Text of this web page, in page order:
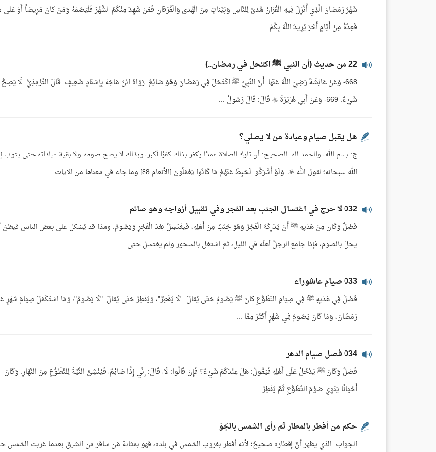
شَهْرُ رَمَضانَ الَّذِي أُنْزِلَ فِيهِ الْقُرْآنُ هُدىً لِلنَّاسِ وَبَيِّناتٍ مِنَ الْهُدى وَالْفُرْقانِ فَمَنْ شَهِدَ مِنْكُمُ الشَّهْرَ فَلْيَصُمْهُ وَمَنْ كانَ مَرِيضاً أَوْ عَلى
فَعِدَّةٌ مِنْ أَيَّامٍ أُخَرَ يُرِيدُ اللَّهُ بِكُمُ ...
22 من حديث (أن النبي ﷺ اكتحل في رمضان..)
668- وَعَنْ عَائِشَةَ رَضِيَ اللَّهُ عَنْهَا: أَنَّ النَّبِيَّ ﷺ اكْتَحَلَ فِي رَمَضَانَ وَهُوَ صَائِمٌ. رَوَاهُ ابْنُ مَاجَهْ بِإِسْنَادٍ ضَعِيفٍ. قَالَ التِّرْمِذِيُّ: لَا
شَيْءٌ. 669- وَعَنْ أَبِي هُرَيْرَةَ  قَالَ: قَالَ رَسُولُ ...
هل يقبل صيام وعبادة من لا يصلي؟
ج: بسم الله، والحمد لله. الصحيح: أن تارك الصلاة عمدًا يكفر بذلك كفرًا أكبر، وبذلك لا يصح صومه ولا بقية عباداته حتى يتوب
الله سبحانه؛ لقول الله : وَلَوْ أَشْرَكُوا لَحَبِطَ عَنْهُمْ مَا كَانُوا يَعْمَلُونَ [الأنعام:88] وما جاء في معناها من الآيات ...
032 لا حرج في اغتسال الجنب بعد الفجر وفي تقبيل أزواجه وهو صائم
فَصْلٌ وَكَانَ مِنْ هَدْيِهِ ﷺ أَنْ يُدْرِكَهُ الْفَجْرُ وَهُوَ جُنُبٌ مِنْ أَهْلِهِ، فَيَغْتَسِلُ بَعْدَ الْفَجْرِ وَيَصُومُ. وهذا قد يُشكل على بعض الناس فيظنّ
يخلّ بالصوم، فإذا جامع الرجلُ أهلَه في الليل، ثم اشتغل بالسحور ولم يغتسل حتى ...
033 صيام عاشوراء
فَصْلٌ فِي هَدْيِهِ ﷺ فِي صِيَامِ التَّطَوُّعِ كَانَ ﷺ يَصُومُ حَتَّى يُقَالَ: "لَا يُفْطِرُ"، وَيُفْطِرُ حَتَّى يُقَالَ: "لَا يَصُومُ"، وَمَا اسْتَكْمَلَ صِيَامَ شَهْرٍ
رَمَضَانَ، وَمَا كَانَ يَصُومُ فِي شَهْرٍ أَكْثَرَ مِمَّا ...
034 فصل صيام الدهر
فَصْلٌ وَكَانَ ﷺ يَدْخُلُ عَلَى أَهْلِهِ فَيَقُولُ: هَلْ عِنْدَكُمْ شَيْءٌ؟ فَإِنْ قَالُوا: لَا، قَالَ: إِنِّي إِذًا صَائِمٌ، فَيُنْشِئُ النِّيَّةَ لِلتَّطَوُّعِ مِنَ النَّهَارِ. وَكَانَ
أَحْيَانًا يَنْوِي صَوْمَ التَّطَوُّعِ ثُمَّ يُفْطِرُ ...
حكم من أفطر بالمطار ثم رأى الشمس بالجَوّ
الجواب: الذي يظهر أنَّ إفطاره صحيحٌ؛ لأنه أفطر بغروب الشمس في بلده، فهو بمثابة مَن سافر من الشرق بعدما غربت الشمس